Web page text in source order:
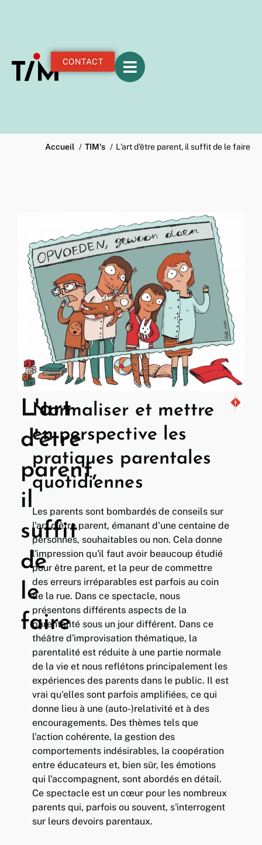
CONTACT
Accueil TIM's L'art d'être parent, il suffit de le faire
L'art
d'être
parent,
il
suffit
de
le
faire
Normaliser et mettre
en perspective les
pratiques parentales
quotidiennes
Les parents sont bombardés de conseils sur
l'art d'être parent, émanant d'une centaine de
personnes, souhaitables ou non. Cela donne
l'impression qu'il faut avoir beaucoup étudié
pour être parent, et la peur de commettre
des erreurs irréparables est parfois au coin
de la rue. Dans ce spectacle, nous
présentons différents aspects de la
parentalité sous un jour différent. Dans ce
théâtre d'improvisation thématique, la
parentalité est réduite à une partie normale
de la vie et nous reflétons principalement les
expériences des parents dans le public. Il est
vrai qu'elles sont parfois amplifiées, ce qui
donne lieu à une (auto-)relativité et à des
encouragements. Des thèmes tels que
l'action cohérente, la gestion des
comportements indésirables, la coopération
entre éducateurs et, bien sûr, les émotions
qui l'accompagnent, sont abordés en détail.
Ce spectacle est un cœur pour les nombreux
parents qui, parfois ou souvent, s'interrogent
sur leurs devoirs parentaux.
En pleine